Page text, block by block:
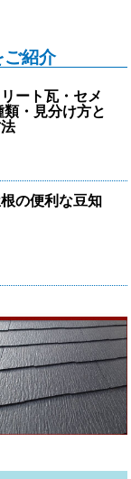
ご紹介
ート瓦・セメ
類・見分け方と
の便利な豆知